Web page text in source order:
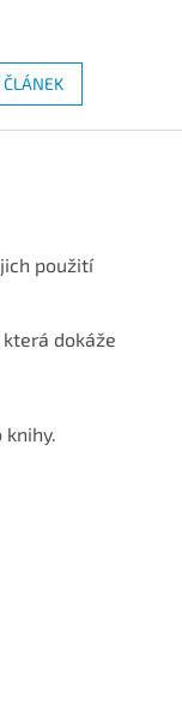
použití
dokáže